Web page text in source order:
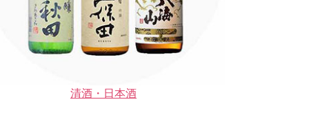
清酒・日本酒